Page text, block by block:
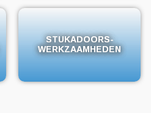
STUKADOORS-
WERKZAAMHEDEN
STUKADOORS-
WERKZAAMHEDEN